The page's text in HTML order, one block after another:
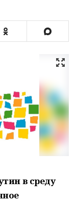
в среду